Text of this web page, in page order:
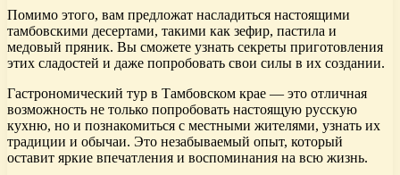
Помимо этого, вам предложат насладиться настоящими
тамбовскими десертами, такими как зефир, пастила и
медовый пряник. Вы сможете узнать секреты приготовления
этих сладостей и даже попробовать свои силы в их создании.
Гастрономический тур в Тамбовском крае — это отличная
возможность не только попробовать настоящую русскую
кухню, но и познакомиться с местными жителями, узнать их
традиции и обычаи. Это незабываемый опыт, который
оставит яркие впечатления и воспоминания на всю жизнь.